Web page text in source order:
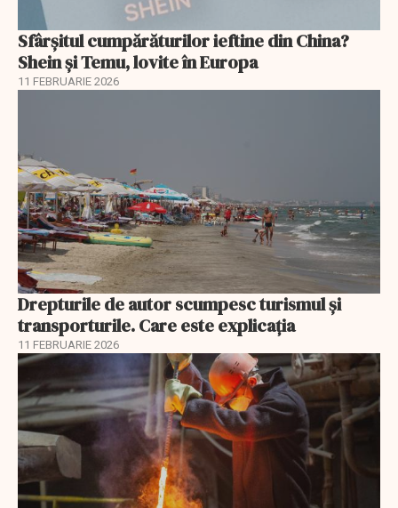
Sfârșitul cumpărăturilor ieftine din China?
Shein și Temu, lovite în Europa
11 FEBRUARIE 2026
Drepturile de autor scumpesc turismul și
transporturile. Care este explicația
11 FEBRUARIE 2026